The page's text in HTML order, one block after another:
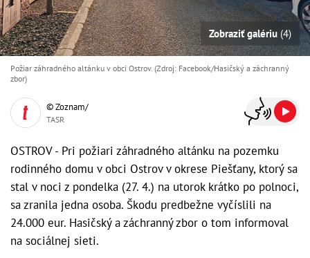
Zobraziť galériu (4)
Požiar záhradného altánku v obci Ostrov. (Zdroj: Facebook/Hasičský a záchranný
zbor )
© Zoznam/
TASR
OSTROV - Pri požiari záhradného altánku na pozemku
rodinného domu v obci Ostrov v okrese Piešťany, ktorý sa
stal v noci z pondelka (27. 4.) na utorok krátko po polnoci,
sa zranila jedna osoba. Škodu predbežne vyčíslili na
24.000 eur. Hasičský a záchranný zbor o tom informoval
na sociálnej sieti.